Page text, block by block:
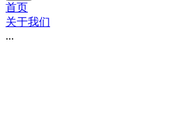
首页
关于我们
...